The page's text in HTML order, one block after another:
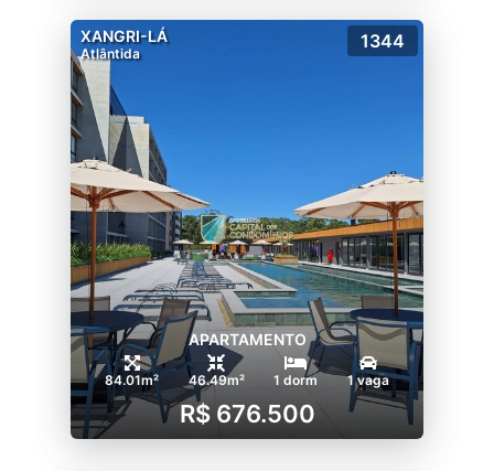
XANGRI-LÁ
Atlântida
1344
APARTAMENTO
84.01m² 46.49m² 1 dorm 1 vaga
R$ 676.500